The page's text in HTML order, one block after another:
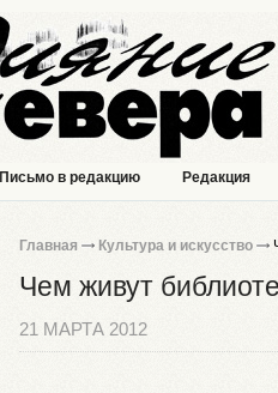
Письмо в редакцию Редакция
Главная Культура и искусство
Чем живут
21 МАРТА 2012